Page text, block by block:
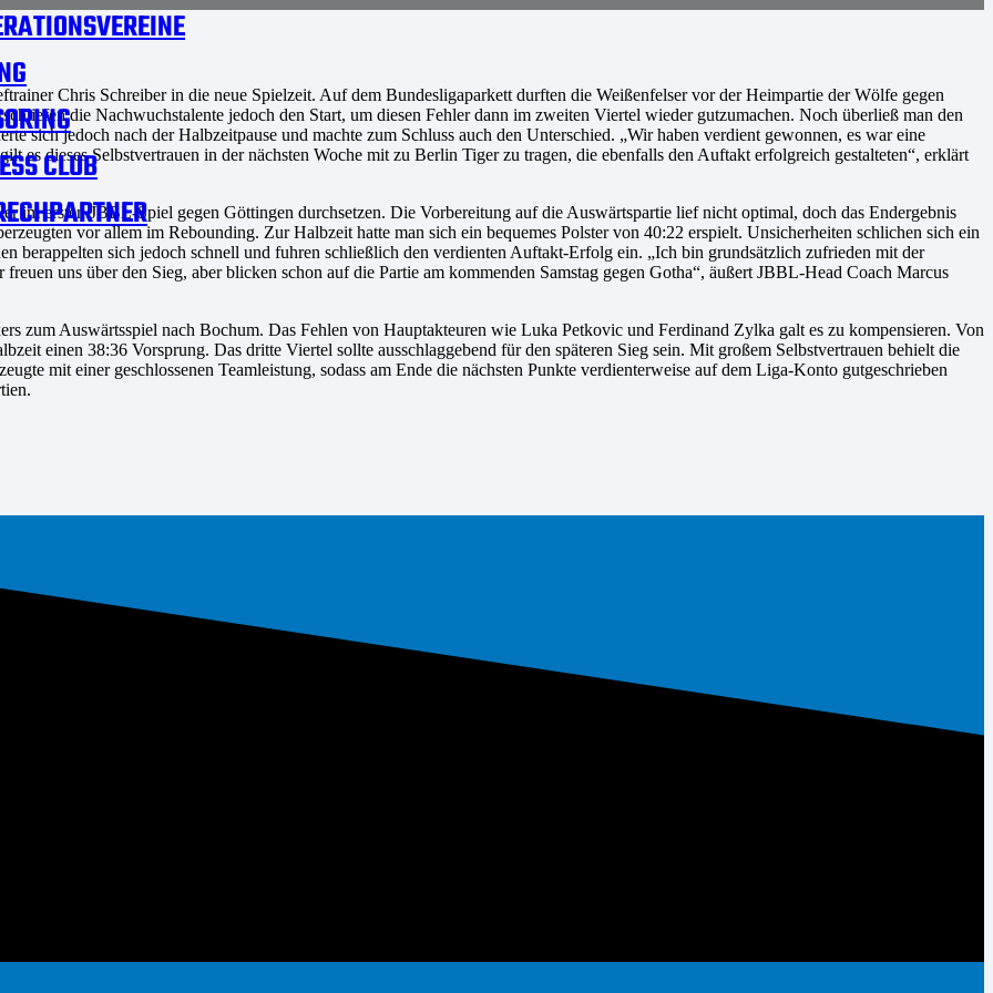
CLUB
Chris Schreiber in die neue Spielzeit. Auf dem Bundesligaparkett durften die Weißenfelser vor der Heimpartie der Wölfe gegen
die Nachwuchstalente jedoch den Start, um diesen Fehler dann im zweiten Viertel wieder gutzumachen. Noch überließ man den
sich jedoch nach der Halbzeitpause und machte zum Schluss auch den Unterschied. „Wir haben verdient gewonnen, es war eine
es dieses Selbstvertrauen in der nächsten Woche mit zu Berlin Tiger zu tragen, die ebenfalls den Auftakt erfolgreich gestalteten“, erklärt
im ersten JBBL-Spiel gegen Göttingen durchsetzen. Die Vorbereitung auf die Auswärtspartie lief nicht optimal, doch das Endergebnis
vor allem im Rebounding. Zur Halbzeit hatte man sich ein bequemes Polster von 40:22 erspielt. Unsicherheiten schlichen sich ein
berappelten sich jedoch schnell und fuhren schließlich den verdienten Auftakt-Erfolg ein. „Ich bin grundsätzlich zufrieden mit der
uns über den Sieg, aber blicken schon auf die Partie am kommenden Samstag gegen Gotha“, äußert JBBL-Head Coach Marcus
zum Auswärtsspiel nach Bochum. Das Fehlen von Hauptakteuren wie Luka Petkovic und Ferdinand Zylka galt es zu kompensieren. Von
einen 38:36 Vorsprung. Das dritte Viertel sollte ausschlaggebend für den späteren Sieg sein. Mit großem Selbstvertrauen behielt die
mit einer geschlossenen Teamleistung, sodass am Ende die nächsten Punkte verdienterweise auf dem Liga-Konto gutgeschrieben